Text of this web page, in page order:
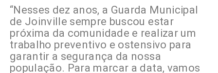
“Nesses dez anos, a Guarda Municipal
de Joinville sempre buscou estar
próxima da comunidade e realizar um
trabalho preventivo e ostensivo para
garantir a segurança da nossa
população. Para marcar a data, vamos